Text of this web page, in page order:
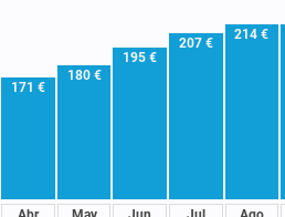
171 €
180 €
195 €
207 €
214 €